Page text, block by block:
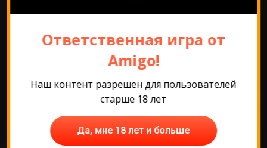
Самые популярные
игры
Ответственная игра от
Amigo!
Наш контент разрешен для пользователей
старше 18 лет
Да, мне 18 лет и больше